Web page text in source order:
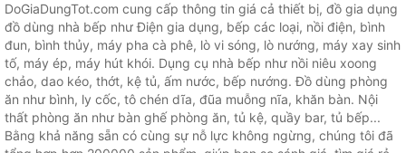
DoGiaDungTot.com cung cấp thông tin giá cả thiết bị, đồ gia dụng
đồ dùng nhà bếp như Điện gia dụng, bếp các loại, nồi điện, bình
đun, bình thủy, máy pha cà phê, lò vi sóng, lò nướng, máy xay sinh
tố, máy ép, máy hút khói. Dụng cụ nhà bếp như nồi niêu xoong
chảo, dao kéo, thớt, kệ tủ, ấm nước, bếp nướng. Đồ dùng phòng
ăn như bình, ly cốc, tô chén dĩa, đũa muỗng nĩa, khăn bàn. Nội
thất phòng ăn như bàn ghế phòng ăn, tủ kệ, quầy bar, tủ bếp...
Bằng khả năng sẵn có cùng sự nỗ lực không ngừng, chúng tôi đã